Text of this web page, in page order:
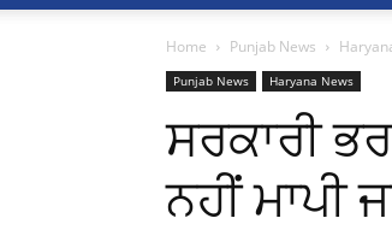
Home Punjab News
Punjab News Haryana News
ਸਰਕਾਰੀ
ਨਹੀਂ ਮਾਪੀ